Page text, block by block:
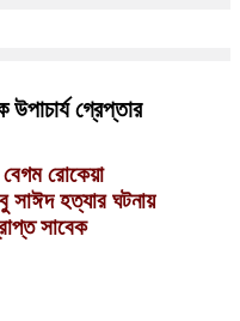
উপাচার্য গ্রেপ্তার
রোকেয়া
সাঈদ হত্যার ঘটনায়
সাবেক